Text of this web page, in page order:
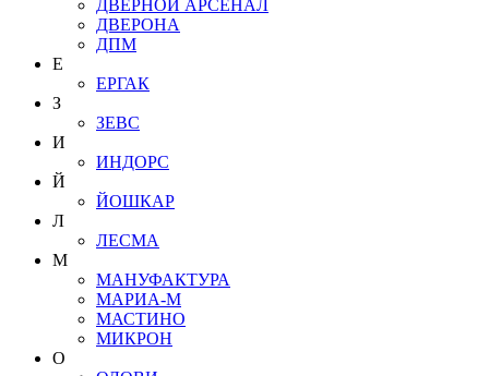
ДВЕРНОЙ АРСЕНАЛ
ДВЕРОНА
ДПМ
Е
ЕРГАК
З
ЗЕВС
И
ИНДОРС
Й
ЙОШКАР
Л
ЛЕСМА
М
МАНУФАКТУРА
МАРИА-М
МАСТИНО
МИКРОН
О